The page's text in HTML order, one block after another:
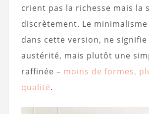
crient pas la richesse mais la
discrètement. Le
dans cette version, ne signifie
austérité, mais plutôt une
raffinée – moins de formes,
qualité.